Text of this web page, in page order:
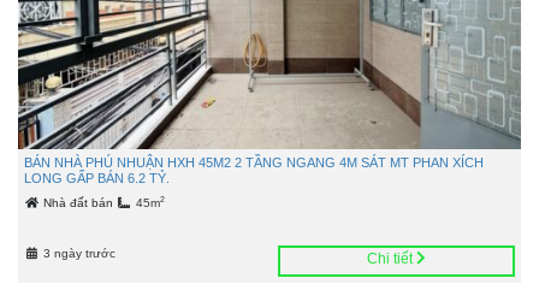
BÁN NHÀ PHÚ NHUẬN HXH 45M2 2 TẦNG NGANG 4M SÁT MT PHAN XÍCH
LONG GẤP BÁN 6.2 TỶ.
Nhà đất bán 45m2
3 ngày trước Chi tiết